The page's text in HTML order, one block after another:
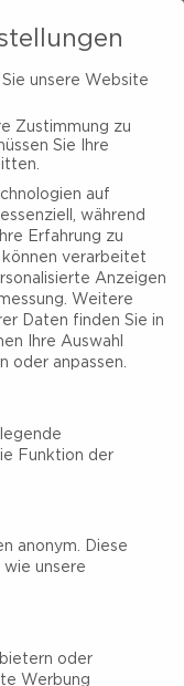
unsere Website
Zustimmung zu
Sie Ihre
auf
während
Erfahrung zu
verarbeitet
Anzeigen
Weitere
Daten finden Sie in
Ihre Auswahl
oder anpassen.
Funktion der
anonym. Diese
wie unsere
oder
Werbung